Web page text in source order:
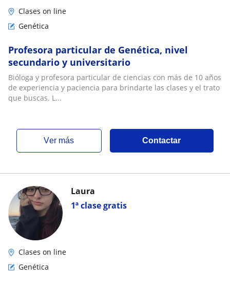
Clases on line
Genética
Profesora particular de Genética, nivel
secundario y universitario
Bióloga y profesora particular de ciencias con más de 10 años
de experiencia y paciencia para brindarte las clases y el trato
que buscas. L...
ver más Contactar
1ª clase gratis
Laura
Clases on line
Genética